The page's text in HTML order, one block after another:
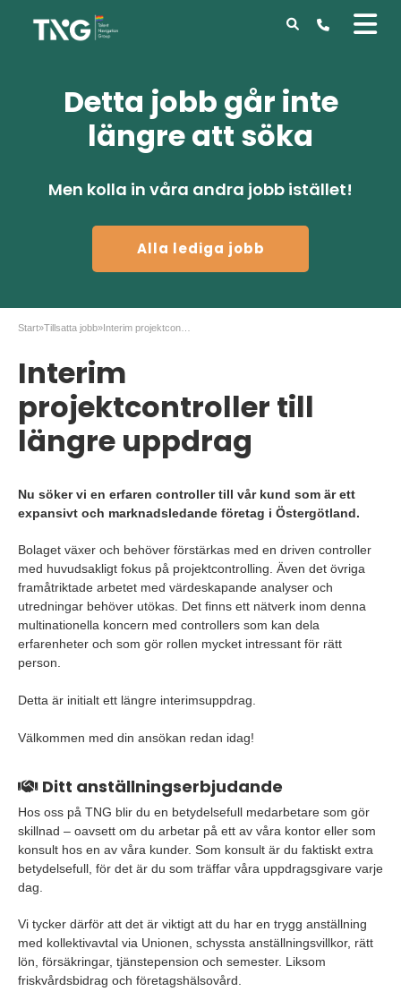
Detta jobb går inte
längre att söka
Men kolla in våra andra jobb istället!
Alla lediga jobb
Start»Tillsatta jobb»
Interim
projektcontroller till
längre uppdrag
Nu söker vi en erfaren controller till vår kund som är ett
expansivt och marknadsledande företag i Östergötland.
Bolaget växer och behöver förstärkas med en driven controller
med huvudsakligt fokus på projektcontrolling. Även det övriga
framåtriktade arbetet med värdeskapande analyser och
utredningar behöver utökas. Det finns ett nätverk inom denna
multinationella koncern med controllers som kan dela
erfarenheter och som gör rollen mycket intressant för rätt
person.
Detta är initialt ett längre interimsuppdrag.
Välkommen med din ansökan redan idag!
Ditt anställningserbjudande
Hos oss på TNG blir du en betydelsefull medarbetare som gör
skillnad – oavsett om du arbetar på ett av våra kontor eller som
konsult hos en av våra kunder. Som konsult är du faktiskt extra
betydelsefull, för det är du som träffar våra uppdragsgivare varje
dag.
Vi tycker därför att det är viktigt att du har en trygg anställning
med kollektivavtal via Unionen, schyssta anställningsvillkor, rätt
lön, försäkringar, tjänstepension och semester. Liksom
friskvårdsbidrag och företagshälsovård.